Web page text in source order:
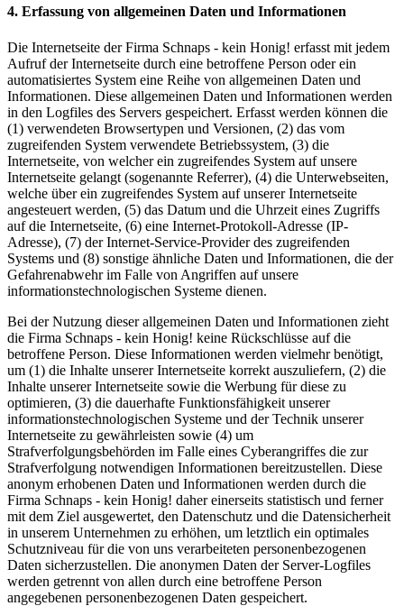
4. Erfassung von allgemeinen Daten und Informationen
Die Internetseite der Firma Schnaps - kein Honig! erfasst mit jedem
Aufruf der Internetseite durch eine betroffene Person oder ein
automatisiertes System eine Reihe von allgemeinen Daten und
Informationen. Diese allgemeinen Daten und Informationen werden
in den Logfiles des Servers gespeichert. Erfasst werden können die
(1) verwendeten Browsertypen und Versionen, (2) das vom
zugreifenden System verwendete Betriebssystem, (3) die
Internetseite, von welcher ein zugreifendes System auf unsere
Internetseite gelangt (sogenannte Referrer), (4) die Unterwebseiten,
welche über ein zugreifendes System auf unserer Internetseite
angesteuert werden, (5) das Datum und die Uhrzeit eines Zugriffs
auf die Internetseite, (6) eine Internet-Protokoll-Adresse (IP-
Adresse), (7) der Internet-Service-Provider des zugreifenden
Systems und (8) sonstige ähnliche Daten und Informationen, die der
Gefahrenabwehr im Falle von Angriffen auf unsere
informationstechnologischen Systeme dienen.
Bei der Nutzung dieser allgemeinen Daten und Informationen zieht
die Firma Schnaps - kein Honig! keine Rückschlüsse auf die
betroffene Person. Diese Informationen werden vielmehr benötigt,
um (1) die Inhalte unserer Internetseite korrekt auszuliefern, (2) die
Inhalte unserer Internetseite sowie die Werbung für diese zu
optimieren, (3) die dauerhafte Funktionsfähigkeit unserer
informationstechnologischen Systeme und der Technik unserer
Internetseite zu gewährleisten sowie (4) um
Strafverfolgungsbehörden im Falle eines Cyberangriffes die zur
Strafverfolgung notwendigen Informationen bereitzustellen. Diese
anonym erhobenen Daten und Informationen werden durch die
Firma Schnaps - kein Honig! daher einerseits statistisch und ferner
mit dem Ziel ausgewertet, den Datenschutz und die Datensicherheit
in unserem Unternehmen zu erhöhen, um letztlich ein optimales
Schutzniveau für die von uns verarbeiteten personenbezogenen
Daten sicherzustellen. Die anonymen Daten der Server-Logfiles
werden getrennt von allen durch eine betroffene Person
angegebenen personenbezogenen Daten gespeichert.